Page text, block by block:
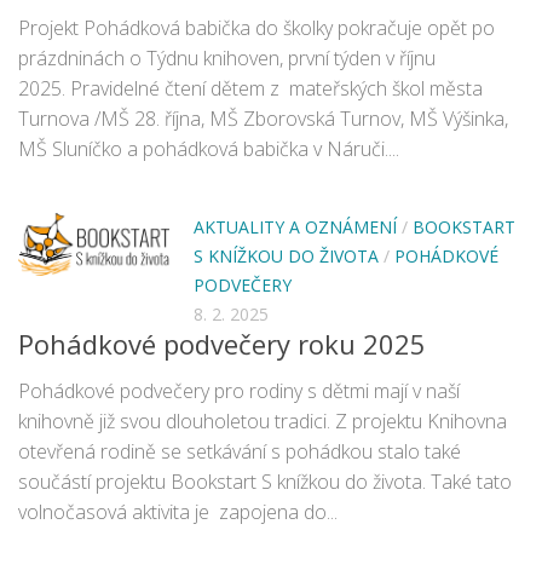
Projekt Pohádková babička do školky pokračuje opět po
prázdninách o Týdnu knihoven, první týden v říjnu
2025. Pravidelné čtení dětem z mateřských škol města
Turnova /MŠ 28. října, MŠ Zborovská Turnov, MŠ Výšinka,
MŠ Sluníčko a pohádková babička v Náruči....
AKTUALITY A OZNÁMENÍ / BOOKSTART
S KNÍŽKOU DO ŽIVOTA / POHÁDKOVÉ
PODVEČERY
8. 2. 2025
Pohádkové podvečery roku 2025
Pohádkové podvečery pro rodiny s dětmi mají v naší
knihovně již svou dlouholetou tradici. Z projektu Knihovna
otevřená rodině se setkávání s pohádkou stalo také
součástí projektu Bookstart S knížkou do života. Také tato
volnočasová aktivita je zapojena do...